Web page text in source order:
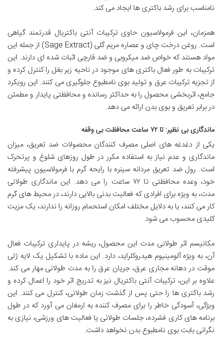
نامناسب برای رشد باکتری ها ایجاد می کند.
همزمان، این فرمولاسیون حاوی ترکیبات آنتی باکتریال قدرتمند گیاهی
است. روغن درخت چای و عصاره مریم گلی
(Sage Extract) از جمله این
مواد هستند که خواص ضد میکروبی و ضد قارچی اثبات شده ای دارند. این
ترکیبات به طور فعال باکتری های موجود در ناحیه زیر بغل را کنترل کرده و
از تجزیه ترکیبات عرق و تولید بوی نامطبوع جلوگیری می کنند. این رویکرد
جامع، اثربخشی محصول را به حداکثر رسانده و محافظتی پایدار و مطمئن
در برابر تعریق و بوی بدن ارائه می دهد.
ماندگاری بی نظیر: تا ۷۲ ساعت محافظت بی وقفه
یکی از دغدغه های اصلی مصرف کنندگان محصولات ضد تعریق، میزان
ماندگاری و عدم نیاز به استفاده مکرر در طول روزهای شلوغ و پرتحرک
است. رول ضد تعریق مردانه سینره با رایحه گرم با فرمولاسیون پیشرفته
خود، وعده محافظتی تا ۷۲ ساعت را می دهد. این ماندگاری طولانی
مدت، به ویژه برای افرادی که فعالیت بدنی بالایی دارند، در محیط های گرم
کار می کنند، یا به دلایل مختلف امکان استحمام روزانه را ندارند، یک مزیت
کلیدی محسوب می شود.
مکانیسم اثر طولانی مدت این محصول، ریشه در پایداری ترکیبات فعال
آن، به ویژه آلومینیوم هیدروکلراید، دارد. این ماده با تشکیل یک لایه ژلی
موقت در دهانه مجاری عرق، جریان عرق را به مدت طولانی مهار می کند.
علاوه بر این، ترکیبات آنتی باکتریال نیز به تدریج اثر خود را اعمال کرده و
رشد باکتری ها را حتی پس از گذشت زمان طولانی، کنترل می کنند. این
ویژگی، آسودگی خاطر را برای مصرف کننده به ارمغان می آورد که در طول
برنامه های کاری فشرده، جلسات طولانی یا فعالیت های ورزشی، نیازی به
نگرانی بابت بوی نامطبوع بدن نخواهد داشت.